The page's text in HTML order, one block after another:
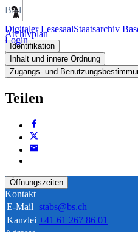
Digitaler LesesaalStaatsarchiv
Login
Bild
Archivplan
Identifikation
Inhalt und innere Ordnung
Zugangs- und
Teilen
Öffnungszeiten
Kontakt
E-Mail stabs@bs.ch
Kanzlei +41 61 267 86 01